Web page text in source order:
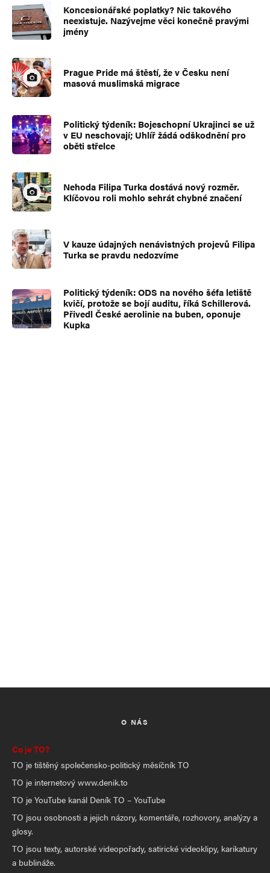
Koncesionářské poplatky? Nic takového
neexistuje. Nazývejme věci konečně pravými
jmény
Prague Pride má štěstí, že v Česku není
masová muslimská migrace
Politický týdeník: Bojeschopní Ukrajinci se už
v EU neschovají; Uhlíř žádá odškodnění pro
oběti střelce
Nehoda Filipa Turka dostává nový rozměr.
Klíčovou roli mohlo sehrát chybné značení
V kauze údajných nenávistných projevů Filipa
Turka se pravdu nedozvíme
Politický týdeník: ODS na nového šéfa letiště
kvičí, protože se bojí auditu, říká Schillerová.
Přivedl České aerolinie na buben, oponuje
Kupka
O NÁS
Co je TO?
TO je tištěný společensko-politický měsíčník TO
TO je internetový www.denik.to
TO je YouTube kanál Deník TO – YouTube
TO jsou osobnosti a jejich názory, komentáře, rozhovory, analýzy a
glosy.
TO jsou texty, autorské videopořady, satirické videoklipy, karikatury
a bublináže.